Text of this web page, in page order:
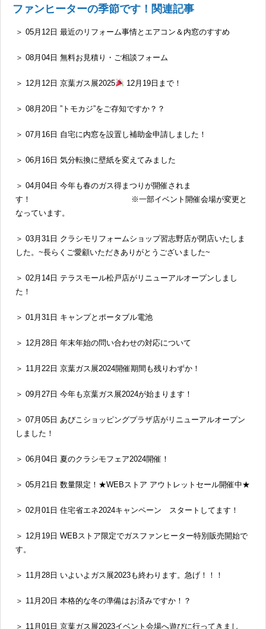
ファンヒーターの季節です！関連記事
＞ 05月12日 最近のリフォーム事情とエアコン＆内窓のすすめ
＞ 08月04日 無料お見積り・ご相談フォーム
＞ 12月12日 京葉ガス展2025 12月19日まで！
＞ 08月20日 ”トモカジ”をご存知ですか？？
＞ 07月16日 自宅に内窓を設置し補助金申請しました！
＞ 06月16日 気分転換に壁紙を変えてみました
＞ 04月04日 今年も春のガス得まつりが開催されま
す！ ※一部イベント開催会場が変更と
なっています。
＞ 03月31日 クラシモリフォームショップ習志野店が閉店いたしま
した。~長らくご愛顧いただきありがとうございました~
＞ 02月14日 テラスモール松戸店がリニューアルオープンしまし
た！
＞ 01月31日 キャンプとポータブル電池
＞ 12月28日 年末年始の問い合わせの対応について
＞ 11月22日 京葉ガス展2024開催期間も残りわずか！
＞ 09月27日 今年も京葉ガス展2024が始まります！
＞ 07月05日 あびこショッピングプラザ店がリニューアルオープン
しました！
＞ 06月04日 夏のクラシモフェア2024開催！
＞ 05月21日 数量限定！★WEBストア アウトレットセール開催中★
＞ 02月01日 住宅省エネ2024キャンペーン スタートしてます！
＞ 12月19日 WEBストア限定でガスファンヒーター特別販売開始で
す。
＞ 11月28日 いよいよガス展2023も終わります。急げ！！！
＞ 11月20日 本格的な冬の準備はお済みですか！？
＞ 11月01日 京葉ガス展2023イベント会場へ遊びに行ってきまし